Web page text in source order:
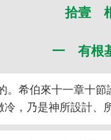
拾壹
一 有根
。希伯來十一章十
，乃是神所設計、